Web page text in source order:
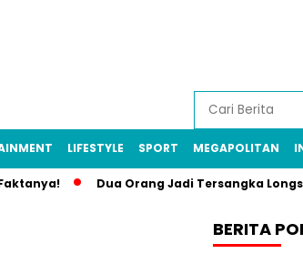
LIFESTYLE SPORT MEGAPOLITAN
Dua Orang Jadi Tersangka Longsor
BERITA